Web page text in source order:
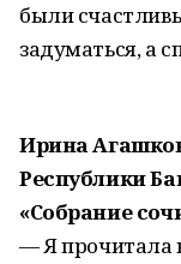
были
задуматься, а
Ирина
Республики
«Собрание
— Я прочитала